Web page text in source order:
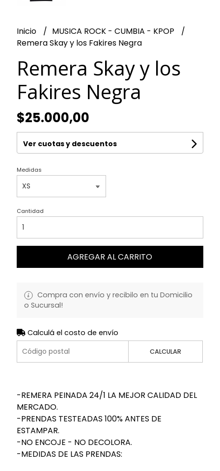
Inicio
MUSICA ROCK - CUMBIA - KPOP
Remera Skay y los Fakires Negra
Remera Skay y los
Fakires Negra
$25.000,00
Ver cuotas y descuentos
Medidas
Cantidad
AGREGAR AL CARRITO
Compra con envío y recibilo en tu Domicilio
o Sucursal!
Calculá el costo de envío
CALCULAR
-REMERA PEINADA 24/1 LA MEJOR CALIDAD DEL
MERCADO.
-PRENDAS TESTEADAS 100% ANTES DE
ESTAMPAR.
-NO ENCOJE - NO DECOLORA.
-MEDIDAS DE LAS PRENDAS: